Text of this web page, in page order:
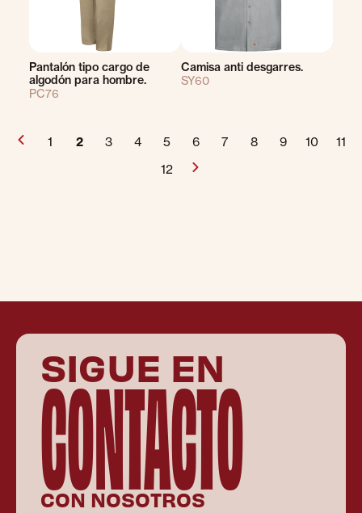
Pantalón tipo cargo de
algodón para hombre.
PC76
Camisa anti desgarres.
SY60
1 2 3 4 5 6 7 8 9 10
11
12
SIGUE EN
CONTACTO
CON NOSOTROS